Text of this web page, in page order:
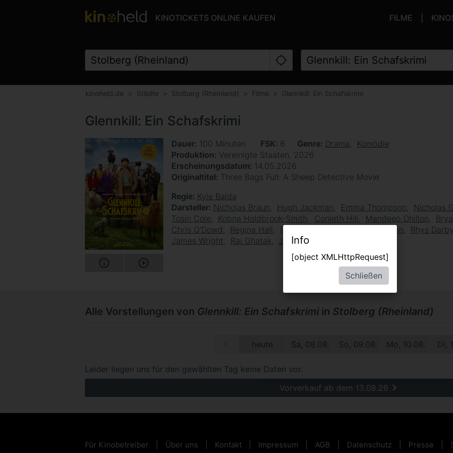
KINOTICKETS ONLINE KAUFEN FILME
kinoheld.de Städte Stolberg (Rheinland) Filme Glennkill: Ein Schafskrimi
Glennkill: Ein Schafskrimi
Dauer 100 Minuten FSK 6 Genre Drama
Komödie
Produktion Vereinigte Staaten, 2026
Erscheinungsdatum 14.05.2026
Originaltitel Three Bags Full: A Sheep Detective Movie
Regie Kyle Balda
Darsteller Nicholas Braun Hugh Jackman Emma Thompson Nicholas
Tosin Cole
Kobna Holdbrook-Smith Conleth Hill Mandeep Dhillon
Chris O'Dowd
Regina Hall Patrick Stewart Brett Goldstein Rhys Darby
James Wright
Raj Ghatak Joshua Hill
Alle Vorstellungen von Glennkill: Ein Schafskrimi in Stolberg (Rheinland)
heute Sa, 08.08. So, 09.08. Mo, 10.08. Di,
Leider liegen uns für den gewählten Tag keine Daten vor.
Vorverkauf ab dem 13.08.26
Für Kinobetreiber Über uns Kontakt Impressum AGB Datenschutz Presse
Info
[object XMLHttpRequest]
Schließen